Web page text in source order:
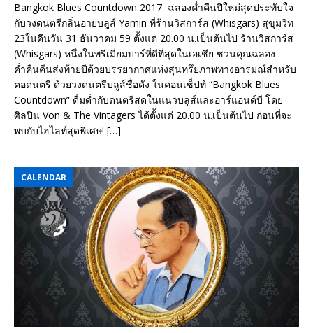
Bangkok Blues Countdown 2017 ฉลองค่ำคืนปีใหม่สุดประทับใจ
กับวงดนตรีกลิ่นอายบลูส์ Yamin ที่ร้านวิสการ์ส (Whisgars) สุขุมวิท
23ในคืนวัน 31 ธันวาคม 59 ตั้งแต่ 20.00 น.เป็นต้นไป ร้านวิสการ์ส
(Whisgars) หนึ่งในพรีเมี่ยมบาร์ที่ดีที่สุดในเอเชีย ชวนคุณฉลอง
ค่ำคืนคืนส่งท้ายปีด้วยบรรยากาศแห่งสุนทรึยภาพทางอารมณ์สำหรับ
คอดนตรี ด้วยวงดนตรีบลูส์ชื่อดัง ในคอนเซ็ปท์ “Bangkok Blues
Countdown” ดื่มด่ำกับดนตรีสดในแนวบลูส์และอาร์แอนด์บี โดย
ศิลปิน Von & The Vintagers ได้ตั้งแต่ 20.00 น.เป็นต้นไป ก่อนที่จะ
พบกับไฮไลท์สุดพิเศษ! […]
CALENDAR